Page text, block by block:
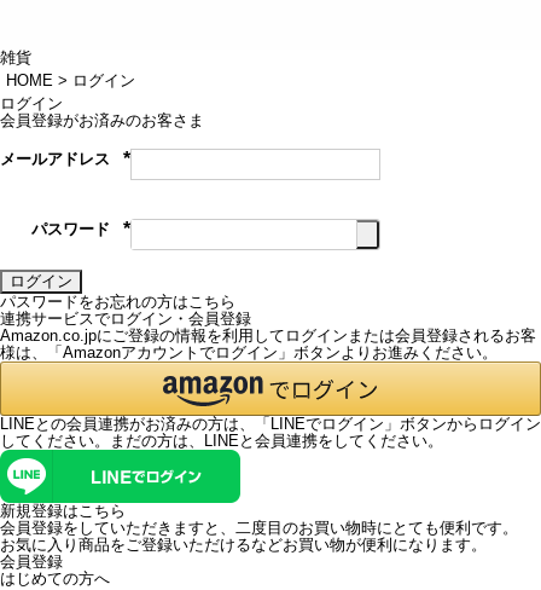
雑貨
HOME
ログイン
ログイン
会員登録がお済みのお客さま
メールアドレス
(必
パスワード
(必
ログイン
パスワードをお忘れの方はこちら
連携サービスでログイン・会員登録
Amazon.co.jpにご登録の情報を利用してログインまたは会員登録されるお客
様は、「Amazonアカウントでログイン」ボタンよりお進みください。
LINEとの会員連携がお済みの方は、「LINEでログイン」ボタンからログイン
してください。まだの方は、
LINEと会員連携をしてください。
新規登録はこちら
会員登録をしていただきますと、二度目のお買い物時にとても便利です。
お気に入り商品をご登録いただけるなどお買い物が便利になります。
会員登録
はじめての方へ